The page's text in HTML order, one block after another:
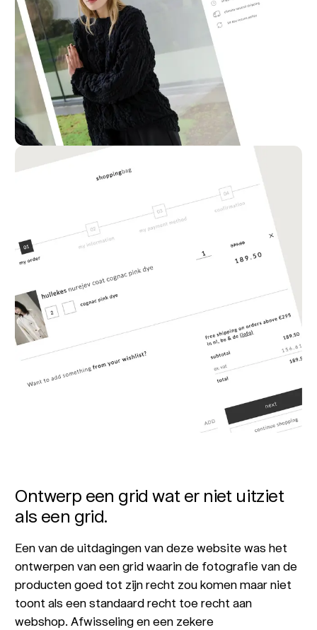
Ontwerp een grid wat er niet uitziet
als een grid.
Een van de uitdagingen van deze website was het
ontwerpen van een grid waarin de fotografie van de
producten goed tot zijn recht zou komen maar niet
toont als een standaard recht toe recht aan
webshop. Afwisseling en een zekere